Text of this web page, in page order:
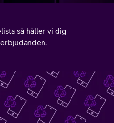
så håller vi dig